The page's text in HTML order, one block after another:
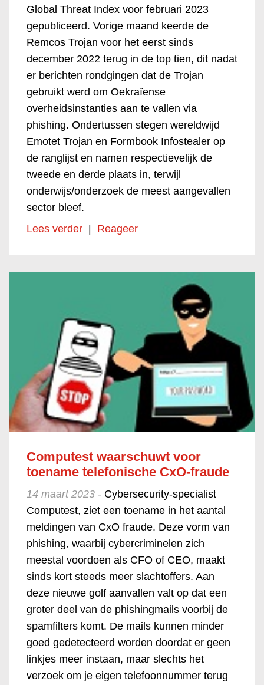
Global Threat Index voor februari 2023
gepubliceerd. Vorige maand keerde de
Remcos Trojan voor het eerst sinds
december 2022 terug in de top tien, dit nadat
er berichten rondgingen dat de Trojan
gebruikt werd om Oekraïense
overheidsinstanties aan te vallen via
phishing. Ondertussen stegen wereldwijd
Emotet Trojan en Formbook Infostealer op
de ranglijst en namen respectievelijk de
tweede en derde plaats in, terwijl
onderwijs/onderzoek de meest aangevallen
sector bleef.
Lees verder
Reageer
Computest waarschuwt voor
toename telefonische CxO-fraude
14 maart 2023 - Cybersecurity-specialist
Computest, ziet een toename in het aantal
meldingen van CxO fraude. Deze vorm van
phishing, waarbij cybercriminelen zich
meestal voordoen als CFO of CEO, maakt
sinds kort steeds meer slachtoffers. Aan
deze nieuwe golf aanvallen valt op dat een
groter deel van de phishingmails voorbij de
spamfilters komt. De mails kunnen minder
goed gedetecteerd worden doordat er geen
linkjes meer instaan, maar slechts het
verzoek om je eigen telefoonnummer terug